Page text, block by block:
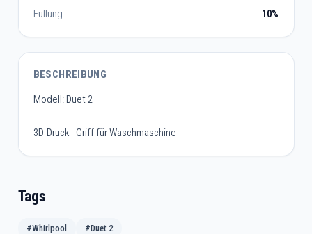
Füllung
10%
BESCHREIBUNG
Modell: Duet 2
3D-Druck - Griff für Waschmaschine
Tags
#Whirlpool #Duet 2